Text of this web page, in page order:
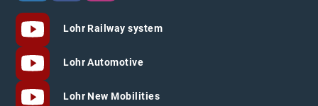
Lohr Railway system
Lohr Automotive
Lohr New Mobilities